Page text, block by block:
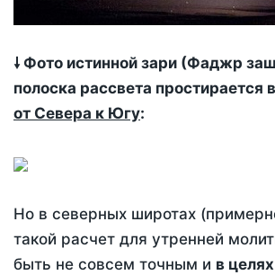
🠗 Фото истинной зари (Фаджр
полоска рассвета простирается
от Севера к Югу:
Но в северных широтах
такой расчет для утренней
быть не совсем точным и в целях